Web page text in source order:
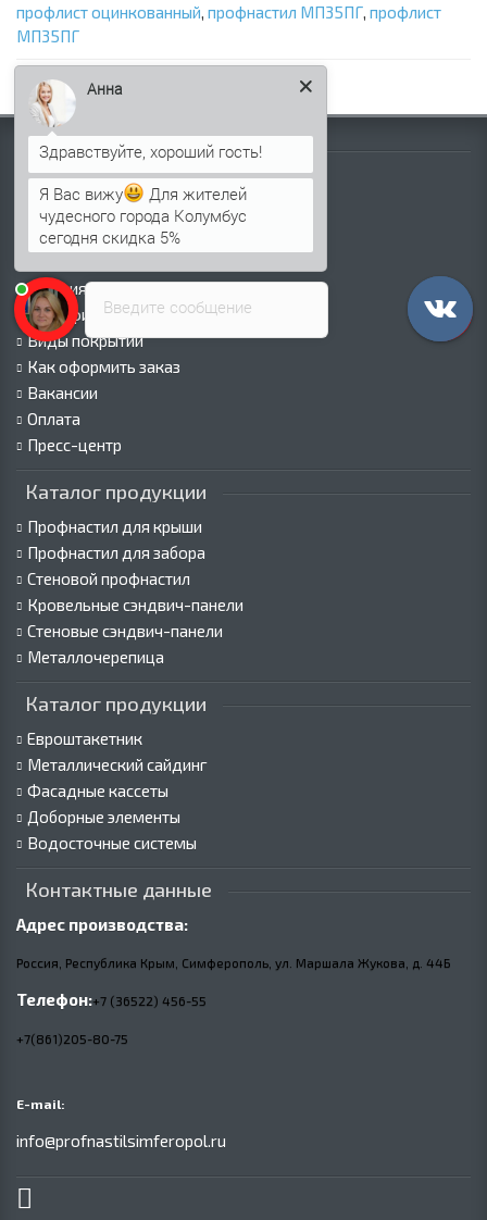
профлист оцинкованный, профнастил МП35ПГ, профлист
МП35ПГ
Информация
Палитра RAL
Информация о компании
Информация о доставке
Условия соглашения
Сертификаты
Виды покрытий
Как оформить заказ
Вакансии
Оплата
Пресс-центр
Каталог продукции
Профнастил для крыши
Профнастил для забора
Стеновой профнастил
Кровельные сэндвич-панели
Стеновые сэндвич-панели
Металлочерепица
Каталог продукции
Евроштакетник
Металлический сайдинг
Фасадные кассеты
Доборные элементы
Водосточные системы
Контактные данные
Адрес производства:
Россия, Республика Крым, Симферополь, ул. Маршала Жукова, д. 44Б
Телефон:+7 (36522) 456-55
+7(861)205-80-75
E-mail:
info@profnastilsimferopol.ru
Введите сообщение
Анна
Я Вас вижу
Для жителей
чудесного города Колумбус
сегодня скидка 5%